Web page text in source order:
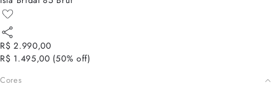
R$ 2.990,00
R$ 1.495,00 (50% off)
Cores